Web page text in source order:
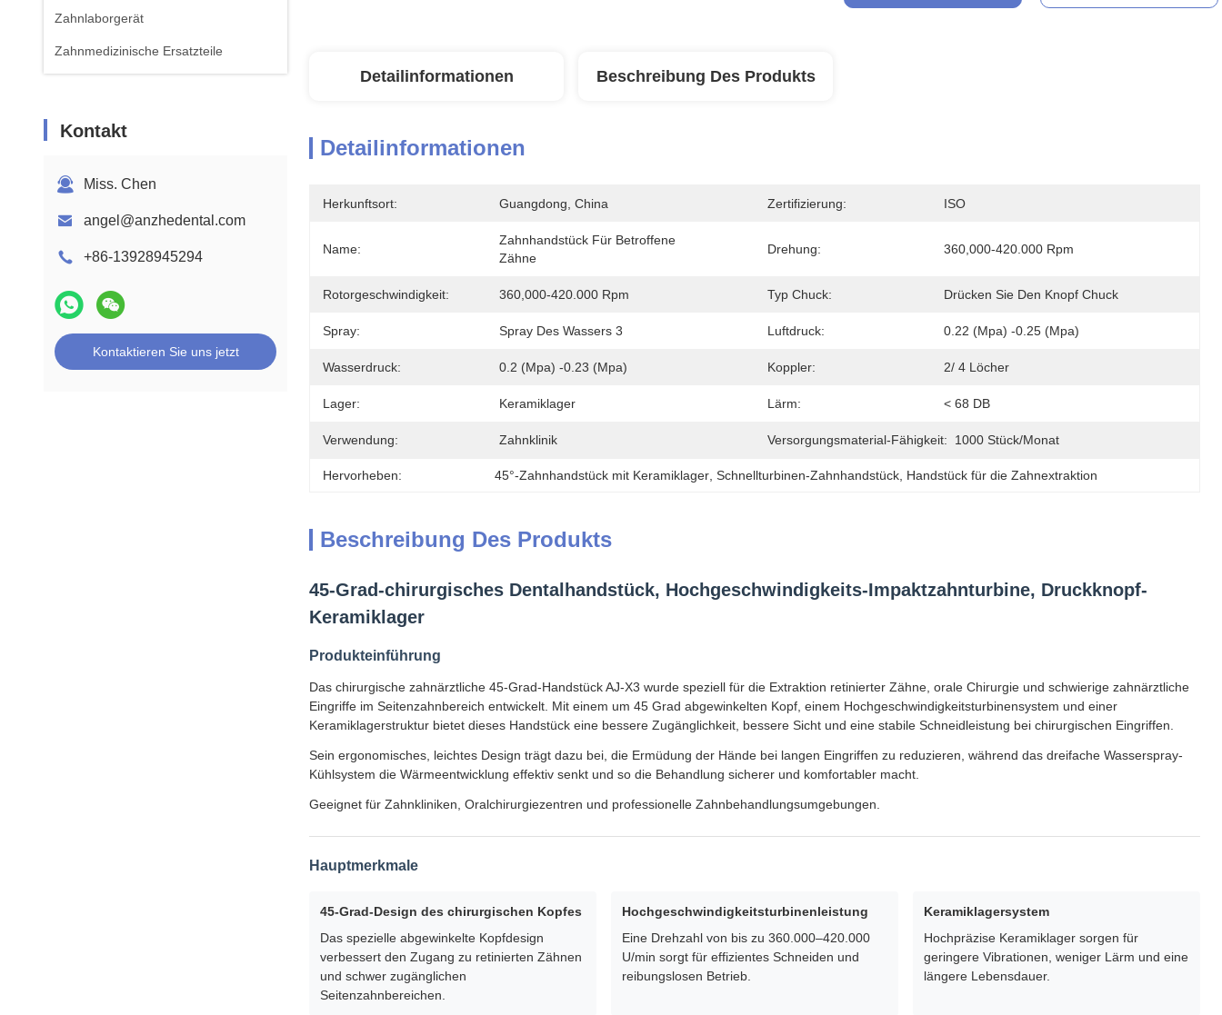
Zahnlaborgerät
Zahnmedizinische Ersatzteile
Kontakt
Miss. Chen
angel@anzhedental.com
+86-13928945294
Kontaktieren Sie uns jetzt
Detailinformationen Beschreibung Des Produkts
Detailinformationen
Herkunftsort: Guangdong, China Zertifizierung: ISO
Name:
Zahnhandstück Für Betroffene
Zähne
Drehung: 360,000-420.000 Rpm
Rotorgeschwindigkeit: 360,000-420.000 Rpm Typ Chuck: Drücken Sie Den Knopf Chuck
Spray: Spray Des Wassers 3 Luftdruck: 0.22 (Mpa) -0.25 (Mpa)
Wasserdruck: 0.2 (Mpa) -0.23 (Mpa) Koppler: 2/ 4 Löcher
Lager: Keramiklager Lärm: < 68 DB
Verwendung: Zahnklinik Versorgungsmaterial-Fähigkeit: 1000 Stück/Monat
Hervorheben: 45°-Zahnhandstück mit Keramiklager , Schnellturbinen-Zahnhandstück Handstück für die Zahnextraktion
Beschreibung Des Produkts
45-Grad-chirurgisches Dentalhandstück, Hochgeschwindigkeits-Impaktzahnturbine, Druckknopf-
Keramiklager
Produkteinführung
Das chirurgische zahnärztliche 45-Grad-Handstück AJ-X3 wurde speziell für die Extraktion retinierter Zähne, orale Chirurgie und schwierige zahnärztliche
Eingriffe im Seitenzahnbereich entwickelt. Mit einem um 45 Grad abgewinkelten Kopf, einem Hochgeschwindigkeitsturbinensystem und einer
Keramiklagerstruktur bietet dieses Handstück eine bessere Zugänglichkeit, bessere Sicht und eine stabile Schneidleistung bei chirurgischen Eingriffen.
Sein ergonomisches, leichtes Design trägt dazu bei, die Ermüdung der Hände bei langen Eingriffen zu reduzieren, während das dreifache Wasserspray-
Kühlsystem die Wärmeentwicklung effektiv senkt und so die Behandlung sicherer und komfortabler macht.
Geeignet für Zahnkliniken, Oralchirurgiezentren und professionelle Zahnbehandlungsumgebungen.
Hauptmerkmale
45-Grad-Design des chirurgischen Kopfes
Das spezielle abgewinkelte Kopfdesign
verbessert den Zugang zu retinierten Zähnen
und schwer zugänglichen
Seitenzahnbereichen.
Hochgeschwindigkeitsturbinenleistung
Eine Drehzahl von bis zu 360.000–420.000
U/min sorgt für effizientes Schneiden und
reibungslosen Betrieb.
Keramiklagersystem
Hochpräzise Keramiklager sorgen für
geringere Vibrationen, weniger Lärm und eine
längere Lebensdauer.